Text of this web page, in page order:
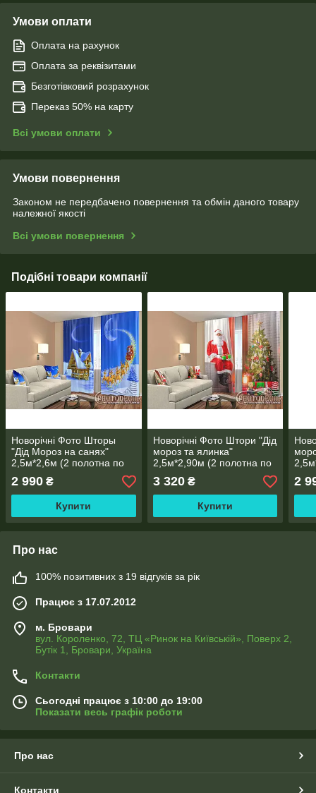
Умови оплати
Оплата на рахунок
Оплата за реквізитами
Безготівковий розрахунок
Переказ 50% на карту
Всі умови оплати
Умови повернення
Законом не передбачено повернення та обмін даного товару
належної якості
Всі умови повернення
Подібні товари компанії
Новорічні Фото Шторы
"Дід Мороз на санях"
2,5м*2,6м (2 полотна по
2 990 ₴
Купити
Новорічні Фото Штори "Дід
мороз та ялинка"
2,5м*2,90м (2 полотна по
3 320₴
Купити
2
Про нас
100% позитивних з 19 відгуків за рік
Працює з 17.07.2012
м. Бровари
вул. Короленко, 72, ТЦ «Ринок на Київській», Поверх 2,
Бутік 1, Бровари, Україна
Контакти
Сьогодні працює з 10:00 до 19:00
Показати весь графік роботи
Про нас
Контакти